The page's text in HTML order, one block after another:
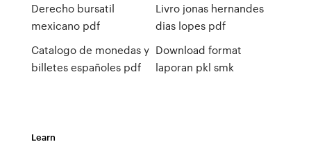
Derecho bursatil
mexicano pdf
Catalogo de monedas y
billetes españoles pdf
Livro jonas hernandes
dias lopes pdf
Download format
laporan pkl smk
Learn